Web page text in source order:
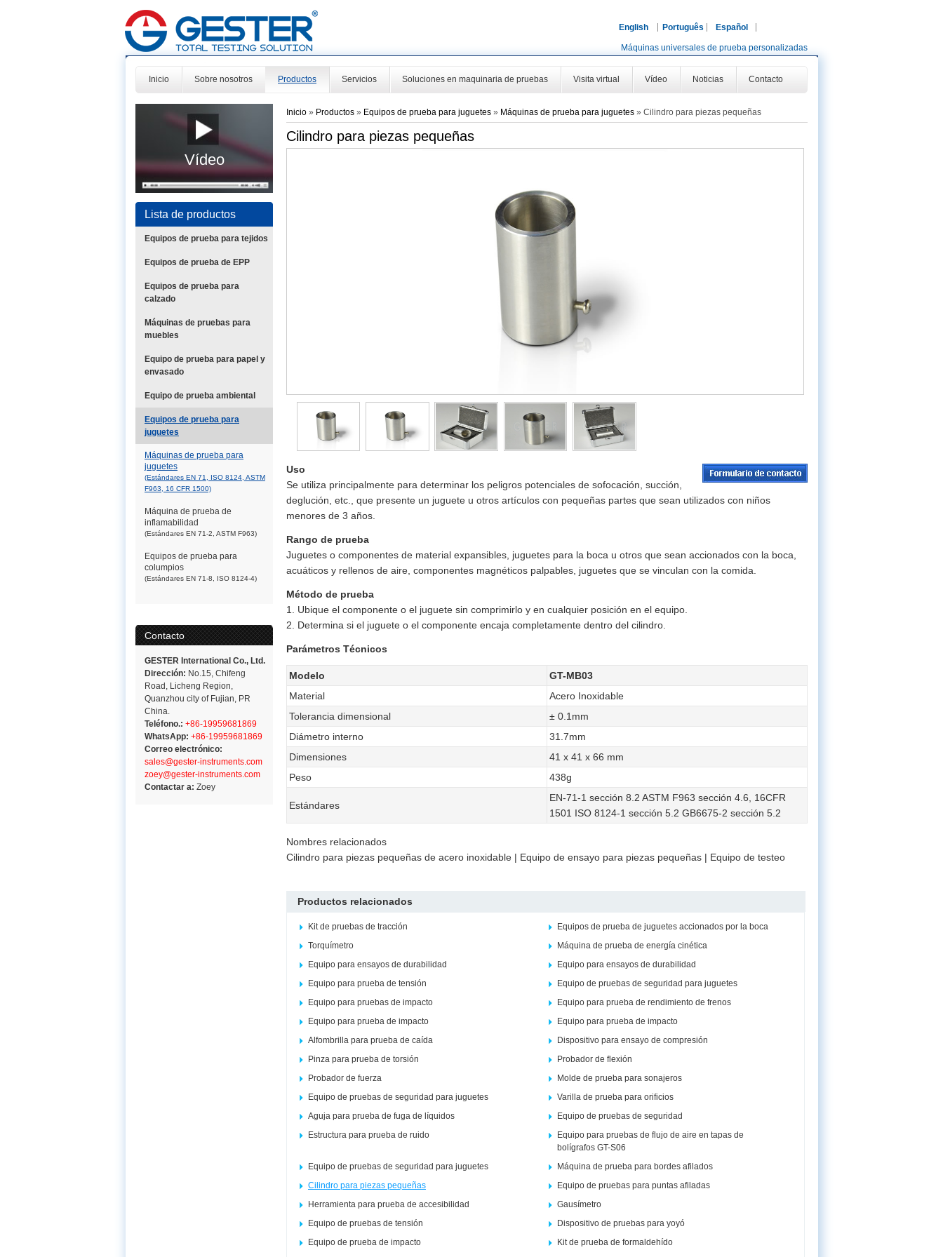
English Português Español
Máquinas universales de prueba personalizadas
Inicio Sobre nosotros Productos Servicios Soluciones en maquinaria de pruebas Visita virtual Vídeo Noticias Contacto
Vídeo
Lista de productos
Equipos de prueba para tejidos
Equipos de prueba de EPP
Equipos de prueba para
calzado
Máquinas de pruebas para
muebles
Equipo de prueba para papel y
envasado
Equipo de prueba ambiental
Equipos de prueba para
juguetes
Máquinas de prueba para
juguetes
(Estándares EN 71, ISO 8124, ASTM
F963, 16 CFR 1500)
Máquina de prueba de
inflamabilidad
(Estándares EN 71-2, ASTM F963)
Equipos de prueba para
columpios
(Estándares EN 71-8, ISO 8124-4)
Contacto
GESTER International Co., Ltd.
Dirección: No.15, Chifeng
Road, Licheng Region,
Quanzhou city of Fujian, PR
China.
Teléfono.: +86-19959681869
WhatsApp: +86-19959681869
Correo electrónico:
sales@gester-instruments.com
zoey@gester-instruments.com
Contactar a: Zoey
Inicio » Productos » Equipos de prueba para juguetes » Máquinas de prueba para juguetes » Cilindro para piezas pequeñas
Cilindro para piezas pequeñas
Uso
Se utiliza principalmente para determinar los peligros potenciales de sofocación, succión,
deglución, etc., que presente un juguete u otros artículos con pequeñas partes que sean utilizados con niños
menores de 3 años.
Rango de prueba
Juguetes o componentes de material expansibles, juguetes para la boca u otros que sean accionados con la boca,
acuáticos y rellenos de aire, componentes magnéticos palpables, juguetes que se vinculan con la comida.
Método de prueba
1. Ubique el componente o el juguete sin comprimirlo y en cualquier posición en el equipo.
2. Determina si el juguete o el componente encaja completamente dentro del cilindro.
Parámetros Técnicos
Modelo
GT-MB03
Material
Acero Inoxidable
Tolerancia dimensional
± 0.1mm
Diámetro interno
31.7mm
Dimensiones
41 x 41 x 66 mm
Peso
438g
Estándares
EN-71-1 sección 8.2 ASTM F963 sección 4.6, 16CFR
1501 ISO 8124-1 sección 5.2 GB6675-2 sección 5.2
Nombres relacionados
Cilindro para piezas pequeñas de acero inoxidable | Equipo de ensayo para piezas pequeñas | Equipo de testeo
Productos relacionados
Kit de pruebas de tracción
Equipos de prueba de juguetes accionados por la boca
Torquímetro
Máquina de prueba de energía cinética
Equipo para ensayos de durabilidad
Equipo para ensayos de durabilidad
Equipo para prueba de tensión
Equipo de pruebas de seguridad para juguetes
Equipo para pruebas de impacto
Equipo para prueba de rendimiento de frenos
Equipo para prueba de impacto
Equipo para prueba de impacto
Alfombrilla para prueba de caída
Dispositivo para ensayo de compresión
Pinza para prueba de torsión
Probador de flexión
Probador de fuerza
Molde de prueba para sonajeros
Equipo de pruebas de seguridad para juguetes
Varilla de prueba para orificios
Aguja para prueba de fuga de líquidos
Equipo de pruebas de seguridad
Estructura para prueba de ruido
Equipo para pruebas de flujo de aire en tapas de
bolígrafos GT-S06
Equipo de pruebas de seguridad para juguetes
Máquina de prueba para bordes afilados
Cilindro para piezas pequeñas
Equipo de pruebas para puntas afiladas
Herramienta para prueba de accesibilidad
Gausímetro
Equipo de pruebas de tensión
Dispositivo de pruebas para yoyó
Equipo de prueba de impacto
Kit de prueba de formaldehído